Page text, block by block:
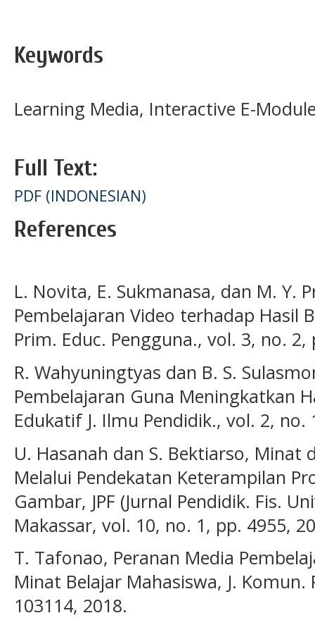
Keywords
Learning Media, Interactive E-
Full Text:
PDF (INDONESIAN)
References
L. Novita, E. Sukmanasa, dan M. Y.
Pembelajaran Video terhadap Hasil
Prim. Educ. Pengguna., vol. 3, no. 2,
R. Wahyuningtyas dan B. S.
Pembelajaran Guna Meningkatkan
Edukatif J. Ilmu Pendidik., vol. 2, no.
U. Hasanah dan S. Bektiarso, Minat
Melalui Pendekatan Keterampilan
Gambar, JPF (Jurnal Pendidik. Fis.
Makassar, vol. 10, no. 1, pp. 4955,
T. Tafonao, Peranan Media
Minat Belajar Mahasiswa, J.
103114, 2018.